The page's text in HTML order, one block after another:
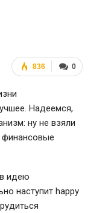
0
836
Надеемся,
ну не взяли
финансовые
идею
наступит happy